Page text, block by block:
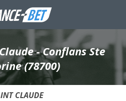
- Conflans Ste
(78700)
CLAUDE